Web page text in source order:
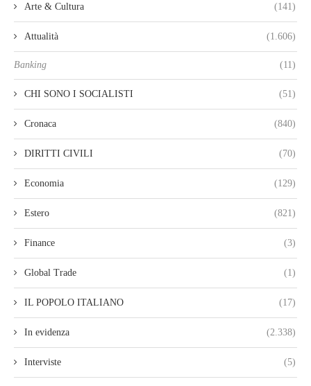
Arte & Cultura (141)
Attualità (1.606)
Banking (11)
CHI SONO I SOCIALISTI (51)
Cronaca (840)
DIRITTI CIVILI (70)
Economia (129)
Estero (821)
Finance (3)
Global Trade (1)
IL POPOLO ITALIANO (17)
In evidenza (2.338)
Interviste (5)